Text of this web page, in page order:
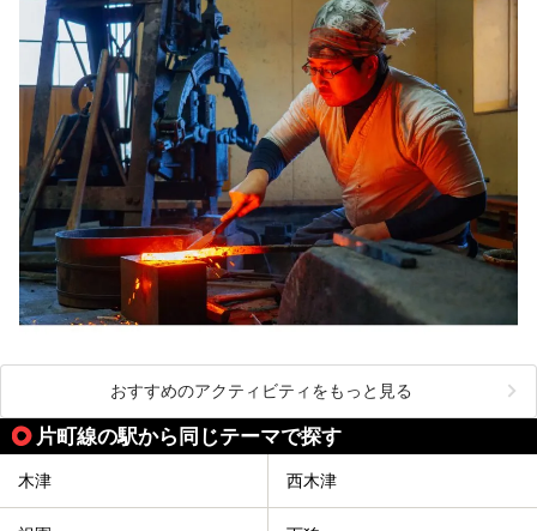
おすすめのアクティビティをもっと見る
片町線の駅から同じテーマで探す
木津 西木津